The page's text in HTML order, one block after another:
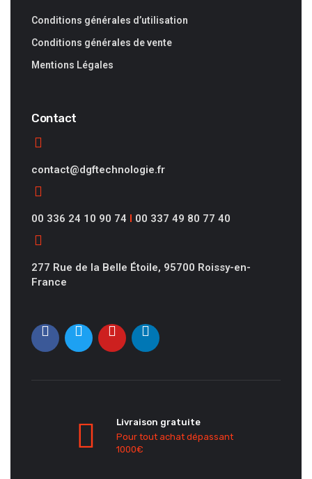
Conditions générales d’utilisation
Conditions générales de vente
Mentions Légales
Contact
contact@dgftechnologie.fr
00 336 24 10 90 74 I 00 337 49 80 77 40
277 Rue de la Belle Étoile, 95700 Roissy-en-
France
Livraison gratuite
Pour tout achat dépassant
1000€